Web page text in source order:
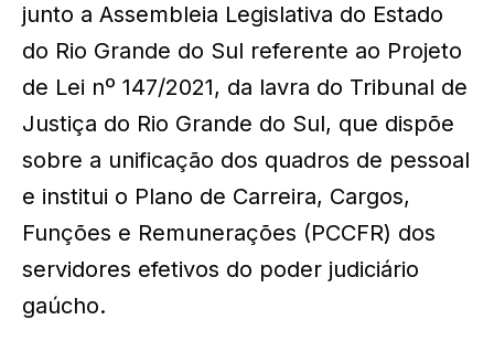
junto a Assembleia Legislativa do Estado
do Rio Grande do Sul referente ao Projeto
de Lei nº 147/2021, da lavra do Tribunal de
Justiça do Rio Grande do Sul, que dispõe
sobre a unificação dos quadros de pessoal
e institui o Plano de Carreira, Cargos,
Funções e Remunerações (PCCFR) dos
servidores efetivos do poder judiciário
gaúcho.